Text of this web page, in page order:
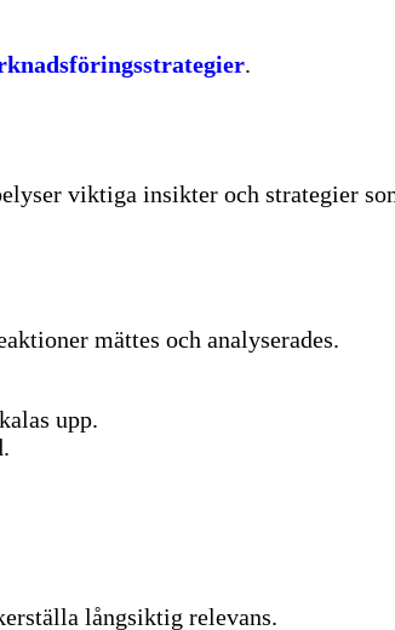
.
viktiga insikter och strategier
mättes och analyserades.
upp.
långsiktig relevans.